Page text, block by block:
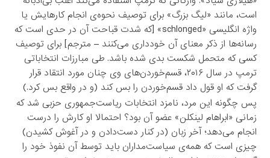
است، مانند «لیگ بزرگ» برای توصیف نحوه‌‌ی انجام کارهایش یا
واژه انگلیسی «schlonged» [که شدت قباحت آن در حدی است که
رسانه‌ها از ذکر معنای آن خودداری می‌کنند – مترجم] برای توصیف
کسی که متحمل شکست بدی شده باشد. طی مبارزات انتخاباتی
ترمپ در سال ۲۰۱۶، قسم‌خوردن‌های وی چنان مورد انتقاد قرار
گرفت که او قول داد قسم‌خوردن را بس کند (و در واقع بس کرد.)
پس چگونه این مرد، نامزد انتخابات ریاست‌جمهوری حزبی شد که
زمانی «ابراهام لینکلن» عضو آن بود؟ احتمالا او کارش را درست
انجام می‌دهد؛ آخر زبان (در کنار دست‌دادن و در آغوش کشیدن)
چیزی است که همه‌ی سیاست‌مداران باید توسط آن نفوذ خود را